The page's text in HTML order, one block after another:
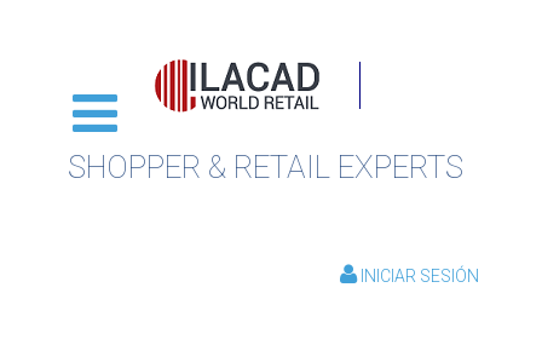
SHOPPER & RETAIL EXPERTS
INICIAR SESIÓN